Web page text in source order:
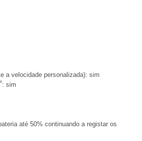
a velocidade personalizada): sim
: sim
até 50% continuando a registar os